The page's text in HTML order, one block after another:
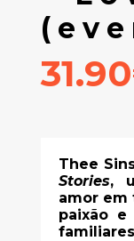
Thee
Stories,
amor em
paixão